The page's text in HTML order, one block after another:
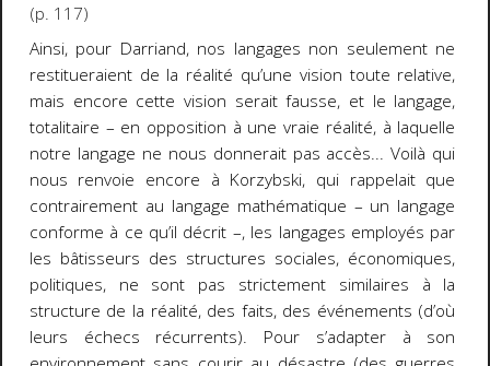
(p. 117)
Ainsi, pour Darriand, nos langages non seulement ne
restitueraient de la réalité qu’une vision toute relative,
mais encore cette vision seraitfausse, et le langage,
totalitaire – en opposition à unevraie réalité, à laquelle
notre langage ne nous donnerait pas accès... Voilà qui
nous renvoie encore à Korzybski, qui rappelait que
contrairement au langage mathématique – un langage
conforme à ce qu’il décrit –, les langages employés par
les bâtisseurs des structures sociales, économiques,
politiques, ne sont pas strictement similaires à la
structure de la réalité, des faits, des événements (d’où
leurs échecs récurrents). Pour s’adapter à son